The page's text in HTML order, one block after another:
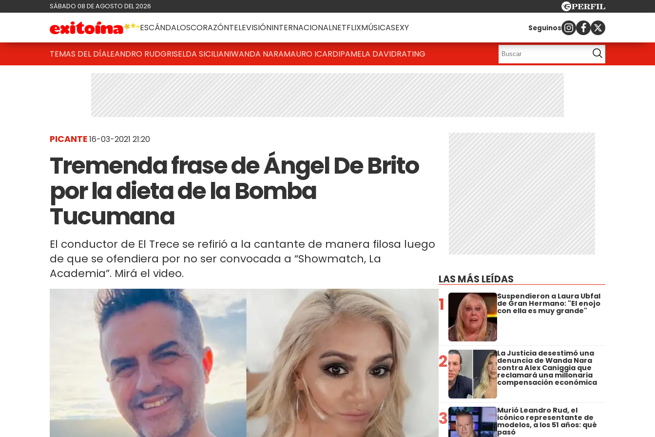
SÁBADO 08 DE AGOSTO DEL 2026
ESCÁNDALOSCORAZÓNTELEVISIÓNINTERNACIONALNETFLIXMÚSICASEXY Seguinos
TEMAS DEL DÍALEANDRO RUDGRISELDA SICILIANIWANDA NARAMAURO ICARDIPAMELA DAVIDRATING
PICANTE16-03-2021 21:20
Tremenda frase de Ángel De Brito
por la dieta de la Bomba
Tucumana
El conductor de El Trece se refirió a la cantante de manera filosa luego
de que se ofendiera por no ser convocada a “Showmatch, La
Academia”. Mirá el video.
LAS MÁS LEÍDAS
1 Suspendieron a Laura Ubfal
de Gran Hermano: "El enojo
con ella es muy grande"
2 La Justicia desestimó una
denuncia de Wanda Nara
contra Alex Caniggia que
reclamará una millonaria
compensación económica
3 Murió Leandro Rud, el
icónico representante de
modelos, a los 51 años: qué
pasó